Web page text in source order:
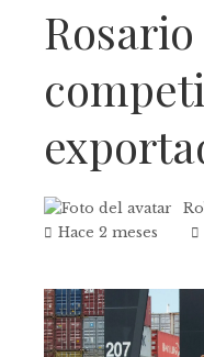
Hace 2 meses